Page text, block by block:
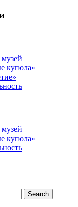
купола»
купола»